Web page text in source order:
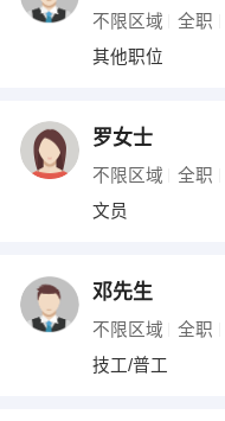
不限区域 全职
其他职位
罗女士
不限区域 全职
文员
邓先生
不限区域 全职
技工/普工